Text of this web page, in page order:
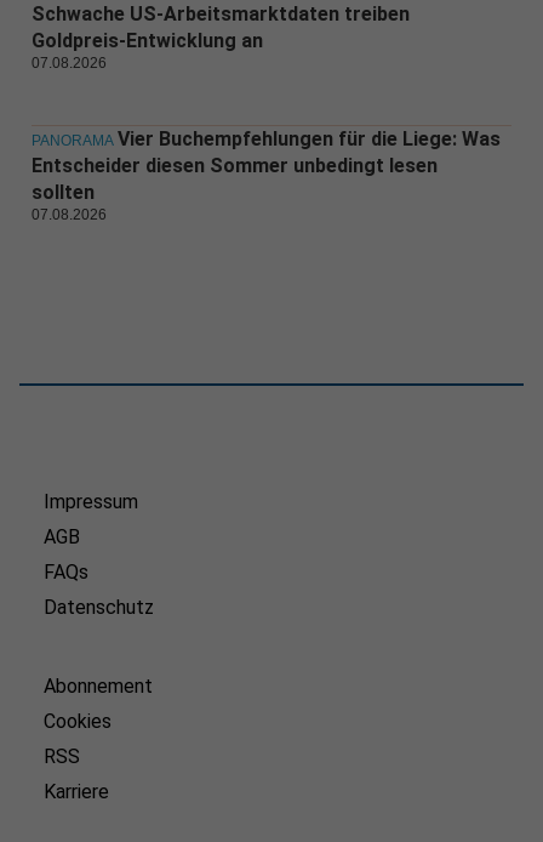
Schwache US-Arbeitsmarktdaten treiben
Goldpreis-Entwicklung an
07.08.2026
PANORAMA Vier Buchempfehlungen für die Liege: Was
Entscheider diesen Sommer unbedingt lesen
sollten
07.08.2026
Impressum
AGB
FAQs
Datenschutz
Abonnement
Cookies
RSS
Karriere